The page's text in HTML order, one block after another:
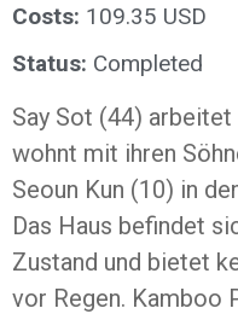
Costs: 109.35 USD
Status: Completed
Say Sot (44)
wohnt mit ihren
Seoun Kun (10) in
Das Haus befindet
Zustand und bietet
vor Regen. Kamboo